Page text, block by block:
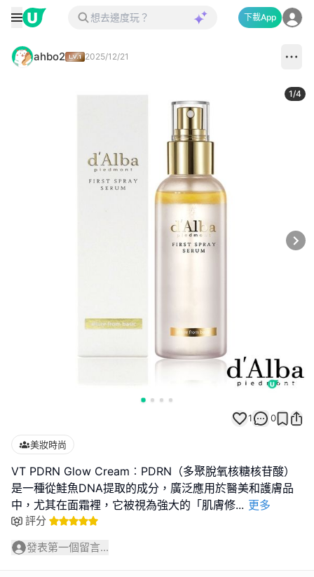
下載App
ahbo2 2025/12/21
1/4
1 0
美妝時尚
VT PDRN Glow Cream︰PDRN（多聚脫氧核糖核苷酸）
是一種從鮭魚DNA提取的成分，廣泛應用於醫美和護膚品
中，尤其在面霜裡，它被視為強大的「肌膚修... 更多
評分
發表第一個留言...